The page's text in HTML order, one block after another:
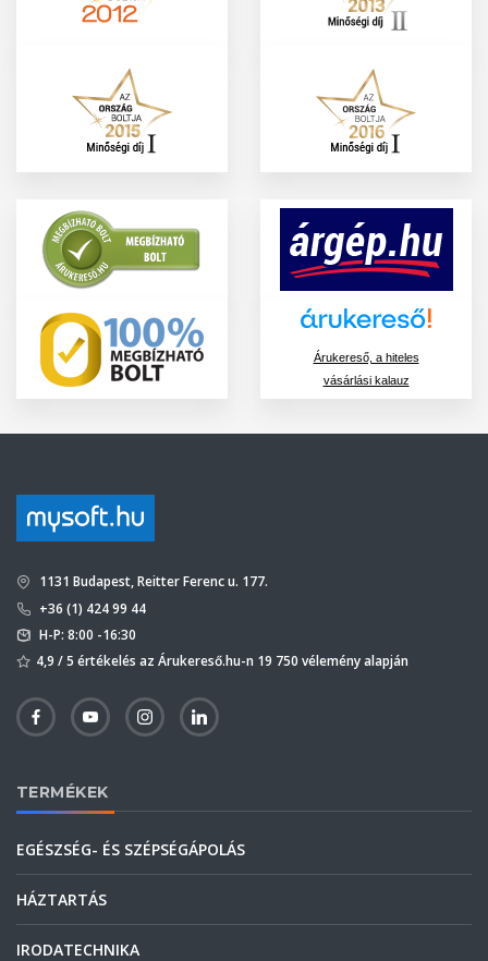
Árukereső, a hiteles
vásárlási kalauz
1131 Budapest, Reitter Ferenc u. 177.
+36 (1) 424 99 44
H-P: 8:00 -16:30
4,9 / 5 értékelés az Árukereső.hu-n 19 750 vélemény alapján
TERMÉKEK
EGÉSZSÉG- ÉS SZÉPSÉGÁPOLÁS
HÁZTARTÁS
IRODATECHNIKA